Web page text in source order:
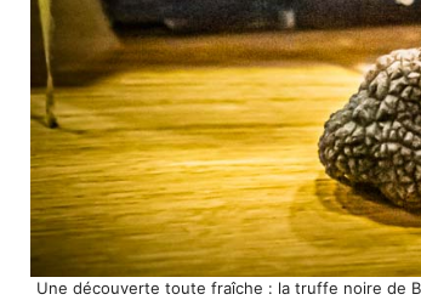
Une découverte toute fraîche : la truffe noire de